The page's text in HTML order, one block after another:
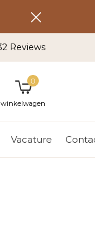
Vacature
winkelwagen
0
Reviews